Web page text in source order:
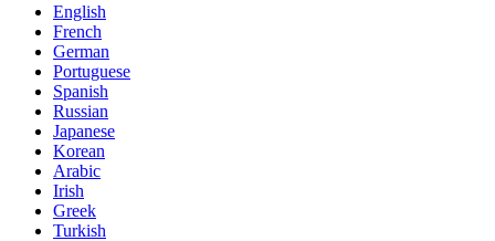
English
French
German
Portuguese
Spanish
Russian
Japanese
Korean
Arabic
Irish
Greek
Turkish